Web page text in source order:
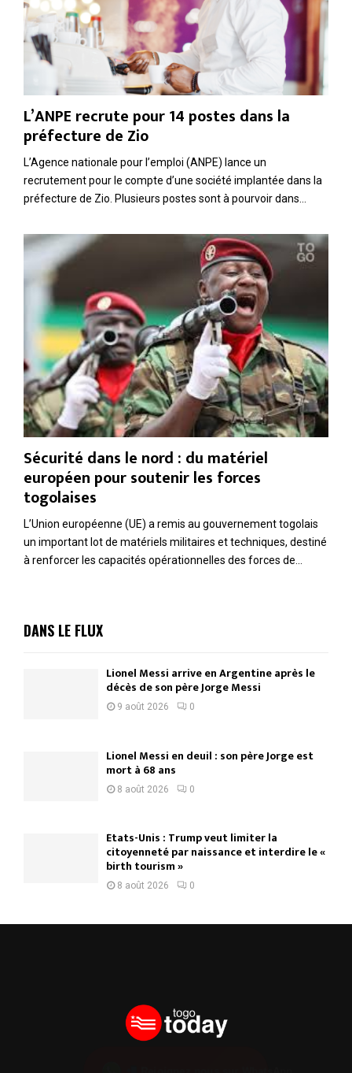
L’ANPE recrute pour 14 postes dans la
préfecture de Zio
L’Agence nationale pour l’emploi (ANPE) lance un
recrutement pour le compte d’une société implantée dans la
préfecture de Zio. Plusieurs postes sont à pourvoir dans...
Sécurité dans le nord : du matériel
européen pour soutenir les forces
togolaises
L’Union européenne (UE) a remis au gouvernement togolais
un important lot de matériels militaires et techniques, destiné
à renforcer les capacités opérationnelles des forces de...
DANS LE FLUX
Lionel Messi arrive en Argentine après le
décès de son père Jorge Messi
9 août 2026 0
Lionel Messi en deuil : son père Jorge est
mort à 68 ans
8 août 2026 0
États-Unis : Trump veut limiter la
citoyenneté par naissance et interdire le «
birth tourism »
8 août 2026 0